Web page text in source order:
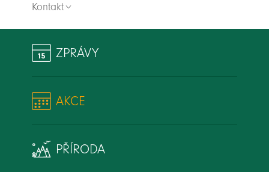
Kontakt
ZPRÁVY
AKCE
PŘÍRODA